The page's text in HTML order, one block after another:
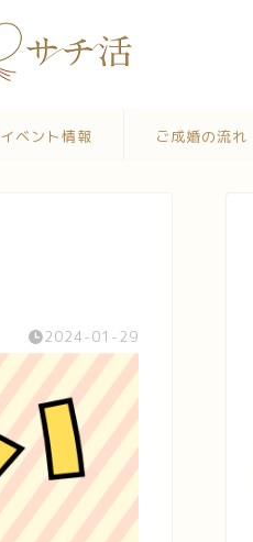
イベント情報 ご成婚の流れ
2024-01-29